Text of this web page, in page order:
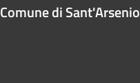
Comune di Sant'Arsenio